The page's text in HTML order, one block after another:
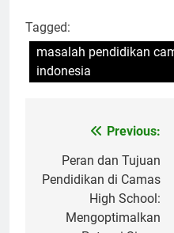
Tagged:
masalah pendidikan
indonesia
Navigasi
pos
Previous:
Peran dan Tujuan
Pendidikan di Camas
High School:
Mengoptimalkan